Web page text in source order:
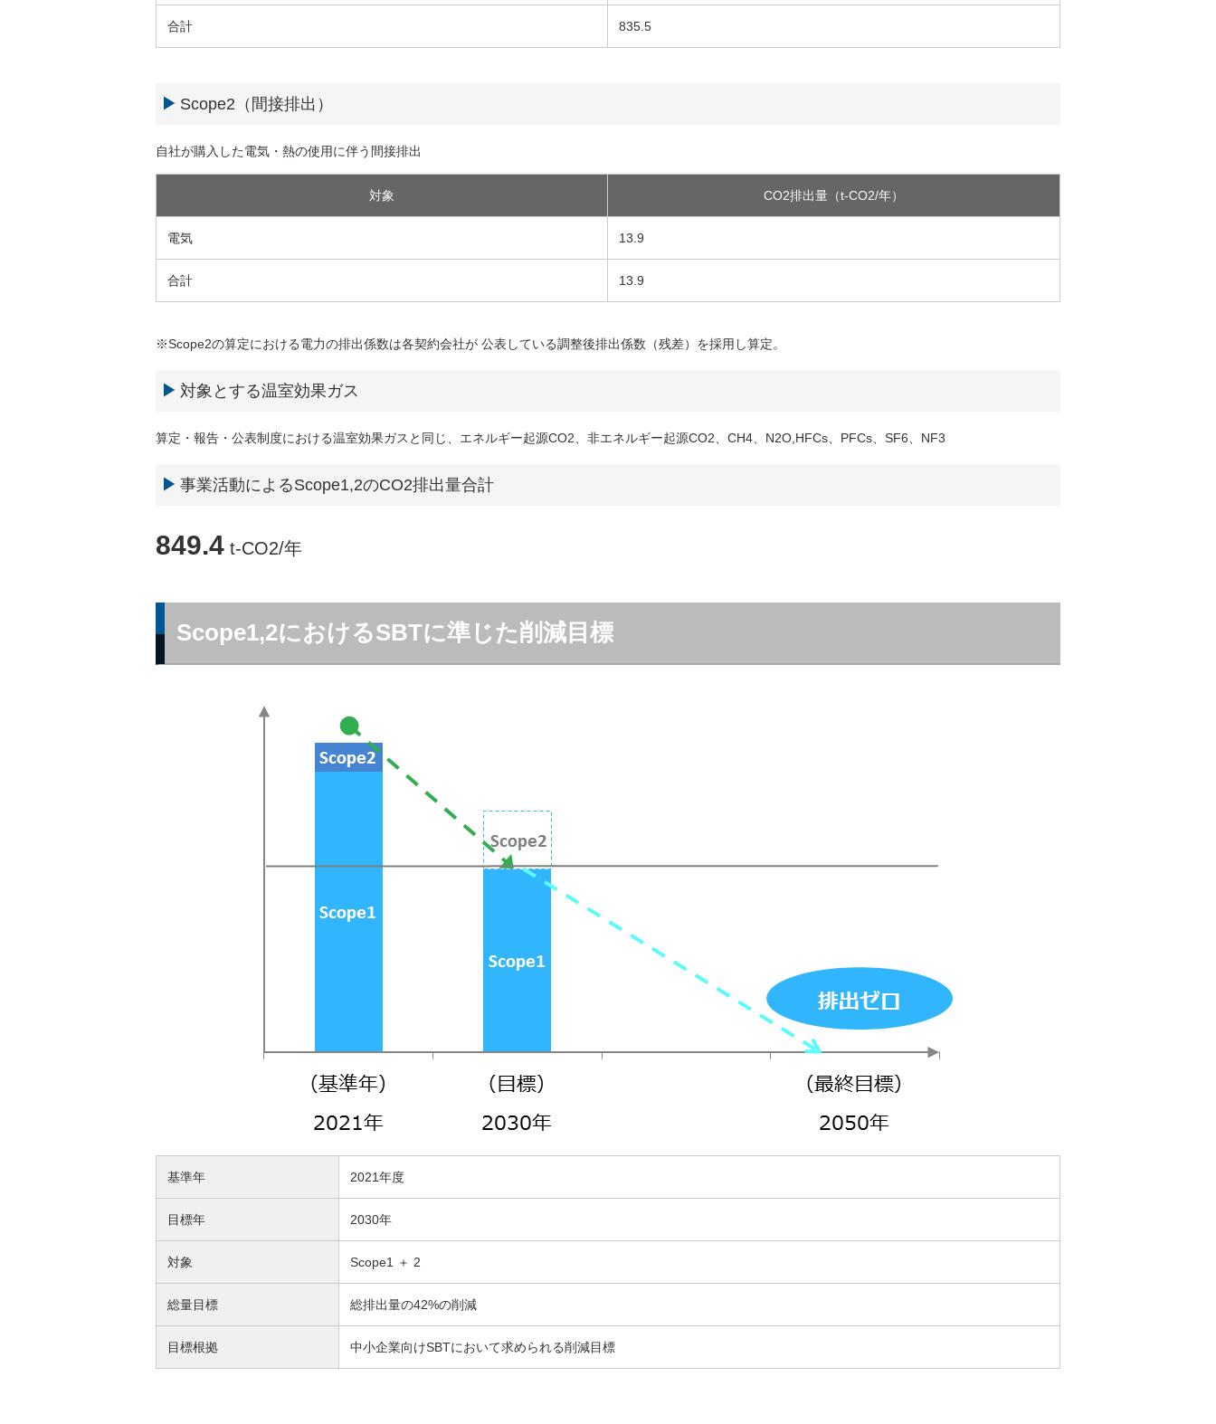
合計 835.5
Scope2（間接排出）
自社が購入した電気・熱の使用に伴う間接排出
対象 CO2排出量（t-CO2/年）
電気 13.9
合計 13.9
※Scope2の算定における電力の排出係数は各契約会社が 公表している調整後排出係数（残差）を採用し算定。
対象とする温室効果ガス
算定・報告・公表制度における温室効果ガスと同じ、エネルギー起源CO2、非エネルギー起源CO2、CH4、N2O,HFCs、PFCs、SF6、NF3
事業活動によるScope1,2のCO2排出量合計
849.4 t-CO2/年
Scope1,2におけるSBTに準じた削減目標
基準年 2021年度
目標年 2030年
対象 Scope1 ＋ 2
総量目標 総排出量の42%の削減
目標根拠 中小企業向けSBTにおいて求められる削減目標